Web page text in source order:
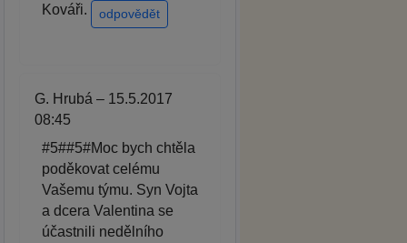
Kováři.
odpovědět
G. Hrubá – 15.5.2017
08:45
#5##5#Moc bych chtěla
poděkovat celému
Vašemu týmu. Syn Vojta
a dcera Valentina se
účastnili nedělního